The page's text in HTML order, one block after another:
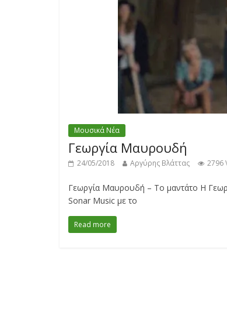
Μουσικά Νέα
Γεωργία Μαυρουδή
24/05/2018 Αργύρης Βλάττας 2796
Γεωργία Μαυρουδή – Το μαντάτο Η
Sonar Music με το
Read more